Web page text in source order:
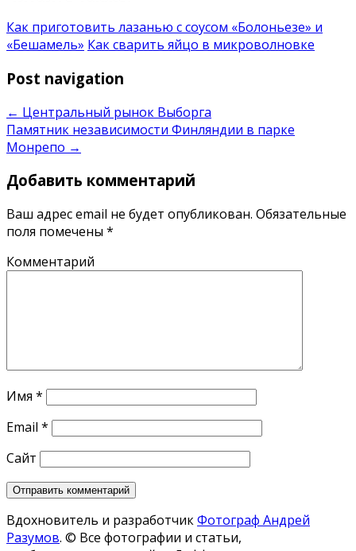
Как приготовить лазанью с соусом «Болоньезе» и
«Бешамель» Как сварить яйцо в микроволновке
Post navigation
← Центральный рынок Выборга
Памятник независимости Финляндии в парке
Монрепо →
Добавить комментарий
Ваш адрес email не будет опубликован. Обязательные
поля помечены *
Комментарий
Имя *
Email *
Сайт
Вдохновитель и разработчикФотограф Андрей
Разумов. © Все фотографии и статьи,